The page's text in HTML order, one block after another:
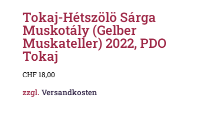
Tokaj-Hétszölö Sárga
Muskotály (Gelber
Muskateller) 2022, PDO
Tokaj
CHF 18,00
zzgl. Versandkosten